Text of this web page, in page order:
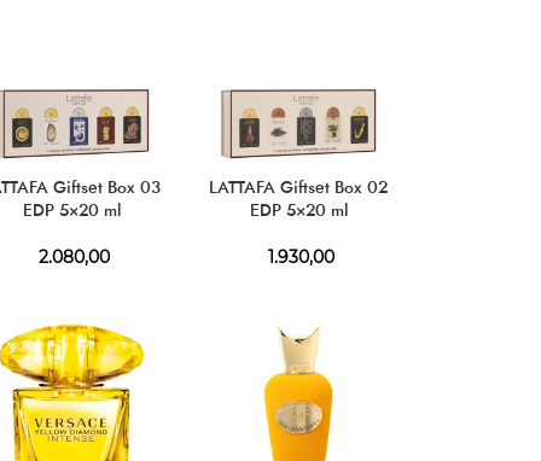
Giftset Box 03
EDP 5×20 ml
2.080,00
LATTAFA Giftset Box 02
EDP 5×20 ml
1.930,00